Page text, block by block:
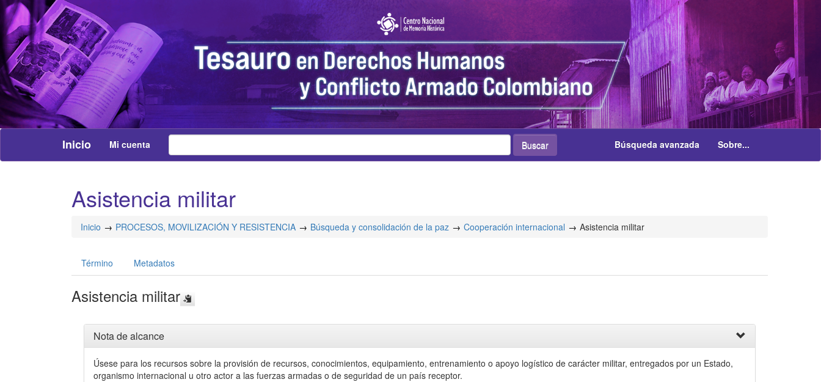
Inicio Búsqueda avanzada Sobre...
Mi cuenta
Asistencia militar
Inicio PROCESOS, MOVILIZACIÓN Y RESISTENCIA Búsqueda y consolidación de la paz Cooperación internacional Asistencia militar
Término Metadatos
Asistencia militar
Nota de alcance
Úsese para los recursos sobre la provisión de recursos, conocimientos, equipamiento, entrenamiento o apoyo logístico de carácter militar, entregados por un Estado,
organismo internacional u otro actor a las fuerzas armadas o de seguridad de un país receptor.